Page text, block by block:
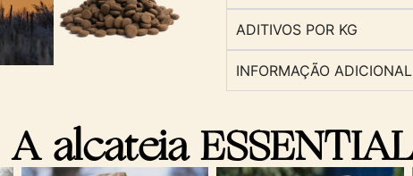
ADITIVOS POR KG
INFORMAÇÃO ADICIONAL
A alcateia